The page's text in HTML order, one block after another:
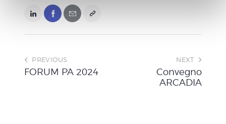
PREVIOUS
FORUM PA 2024
NEXT
Convegno
ARCADIA